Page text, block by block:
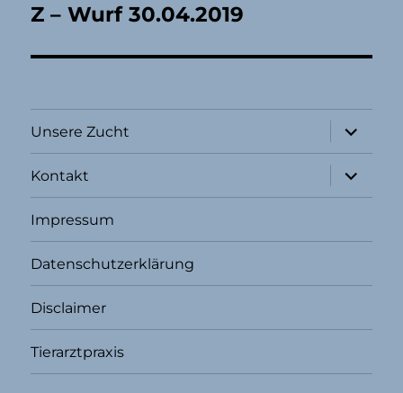
Z – Wurf 30.04.2019
Unsere Zucht
öffnen
Kontakt
öffnen
Impressum
Datenschutzerklärung
Disclaimer
Tierarztpraxis